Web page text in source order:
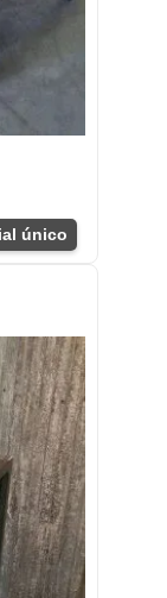
único